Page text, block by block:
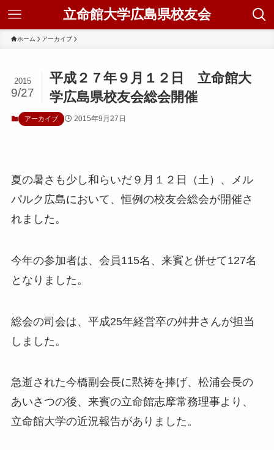
立命館大学広島県校友会
ホーム アーカイブ
平成２７年９月１２日 立命館大
学広島県校友会総会開催
2015
9/27
アーカイブ 2015年9月27日
夏の暑さも少し和らいだ９月１２日（土）、メル
パルク広島において、恒例の校友会総会が開催さ
れました。
今年の参加者は、会員115名、来賓と併せて127名
となりました。
総会の司会は、平成25年経営卒の舛井さんが担当
しました。
急逝された今橋副会長に黙祷を捧げ、松浦会長の
あいさつの後、来賓の立命館志摩常務理事より、
立命館大学の近況報告がありました。